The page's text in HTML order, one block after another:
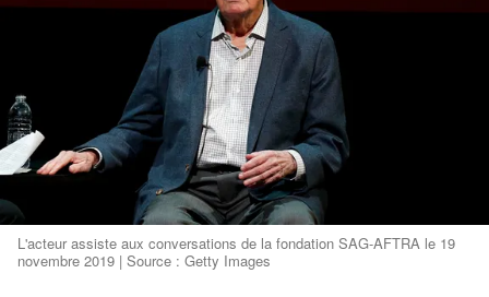
L'acteur assiste aux conversations de la fondation SAG-AFTRA le 19
novembre 2019 | Source : Getty Images